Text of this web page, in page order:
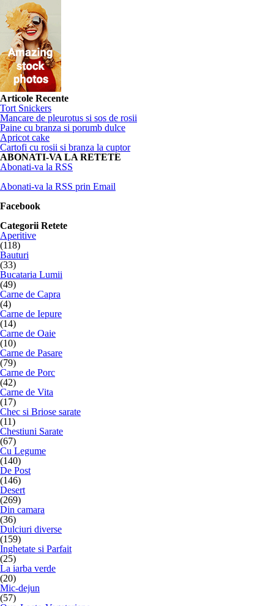
Articole Recente
Tort Snickers
Mancare de pleurotus si sos de rosii
Paine cu branza si porumb dulce
Apricot cake
Cartofi cu rosii si branza la cuptor
ABONATI-VA LA RETETE
Abonati-va la RSS
Abonati-va la RSS prin Email
Facebook
Categorii Retete
Aperitive
(118)
Bauturi
(33)
Bucataria Lumii
(49)
Carne de Capra
(4)
Carne de Iepure
(14)
Carne de Oaie
(10)
Carne de Pasare
(79)
Carne de Porc
(42)
Carne de Vita
(17)
Chec si Briose sarate
(11)
Chestiuni Sarate
(67)
Cu Legume
(140)
De Post
(146)
Desert
(269)
Din camara
(36)
Dulciuri diverse
(159)
Inghetate si Parfait
(25)
La iarba verde
(20)
Mic-dejun
(57)